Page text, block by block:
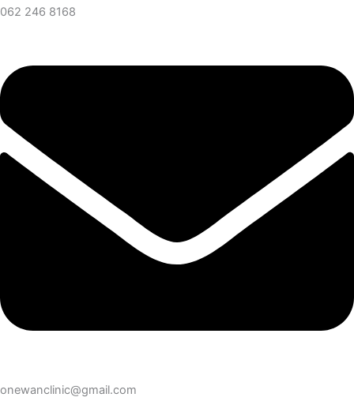
062 246 8168
onewanclinic@gmail.com